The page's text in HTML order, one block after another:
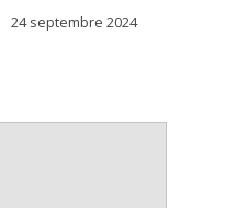
24 septembre 2024